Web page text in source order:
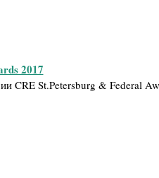
2017
CRE St.Petersburg & Federal